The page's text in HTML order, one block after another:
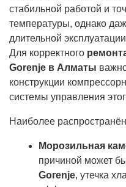
стабильной работой и
температуры, однако
длительной
Для корректного
Gorenje в Алматы
конструкции
системы управления
Наиболее
Морозильная
причиной может
Gorenje, утечка